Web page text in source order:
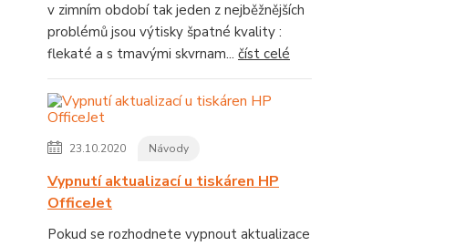
v zimním období tak jeden z nejběžnějších
problémů jsou výtisky špatné kvality :
flekaté a s tmavými skvrnam... číst celé
23.10.2020 Návody
Vypnutí aktualizací u tiskáren HP
OfficeJet
Pokud se rozhodnete vypnout aktualizace